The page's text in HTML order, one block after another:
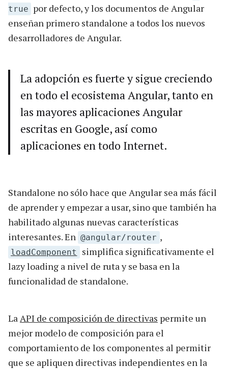
true por defecto, y los documentos de Angular
enseñan primero standalone a todos los nuevos
desarrolladores de Angular.
La adopción es fuerte y sigue creciendo
en todo el ecosistema Angular, tanto en
las mayores aplicaciones Angular
escritas en Google, así como
aplicaciones en todo Internet.
Standalone no sólo hace que Angular sea más fácil
de aprender y empezar a usar, sino que también ha
habilitado algunas nuevas características
interesantes. En @angular/router ,
loadComponent
simplifica significativamente el
lazy loading a nivel de ruta y se basa en la
funcionalidad de standalone.
LaAPI de composición de directivas permite un
mejor modelo de composición para el
comportamiento de los componentes al permitir
que se apliquen directivas independientes en la